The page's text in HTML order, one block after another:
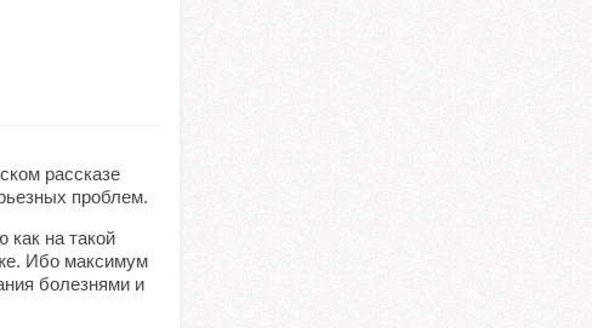
рассказе
проблем.
как на такой
Ибо максимум
болезнями и